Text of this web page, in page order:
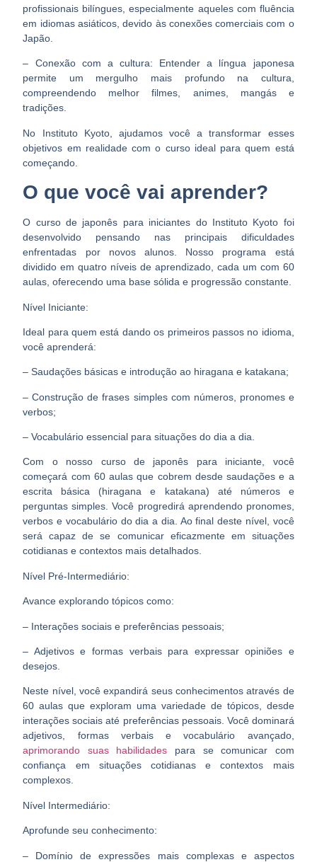
profissionais bilíngues, especialmente aqueles com fluência
em idiomas asiáticos, devido às conexões comerciais com o
Japão.
– Conexão com a cultura: Entender a língua japonesa
permite um mergulho mais profundo na cultura,
compreendendo melhor filmes, animes, mangás e
tradições.
No Instituto Kyoto, ajudamos você a transformar esses
objetivos em realidade com o curso ideal para quem está
começando.
O que você vai aprender?
O curso de japonês para iniciantes do Instituto Kyoto foi
desenvolvido pensando nas principais dificuldades
enfrentadas por novos alunos. Nosso programa está
dividido em quatro níveis de aprendizado, cada um com 60
aulas, oferecendo uma base sólida e progressão constante.
Nível Iniciante:
Ideal para quem está dando os primeiros passos no idioma,
você aprenderá:
– Saudações básicas e introdução ao hiragana e katakana;
– Construção de frases simples com números, pronomes e
verbos;
– Vocabulário essencial para situações do dia a dia.
Com o nosso curso de japonês para iniciante, você
começará com 60 aulas que cobrem desde saudações e a
escrita básica (hiragana e katakana) até números e
perguntas simples. Você progredirá aprendendo pronomes,
verbos e vocabulário do dia a dia. Ao final deste nível, você
será capaz de se comunicar eficazmente em situações
cotidianas e contextos mais detalhados.
Nível Pré-Intermediário:
Avance explorando tópicos como:
– Interações sociais e preferências pessoais;
– Adjetivos e formas verbais para expressar opiniões e
desejos.
Neste nível, você expandirá seus conhecimentos através de
60 aulas que exploram uma variedade de tópicos, desde
interações sociais até preferências pessoais. Você dominará
adjetivos, formas verbais e vocabulário avançado,
aprimorando suas habilidades para se comunicar com
confiança em situações cotidianas e contextos mais
complexos.
Nível Intermediário:
Aprofunde seu conhecimento:
– Domínio de expressões mais complexas e aspectos